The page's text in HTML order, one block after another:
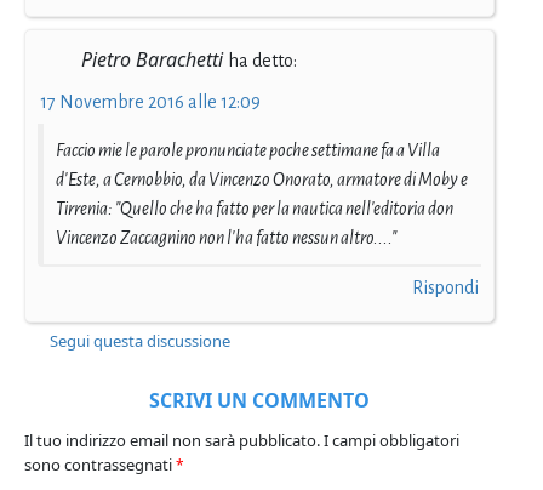
Pietro Barachetti ha detto:
17 Novembre 2016 alle 12:09
Faccio mie le parole pronunciate poche settimane fa a Villa
d'Este, a Cernobbio, da Vincenzo Onorato, armatore di Moby e
Tirrenia: "Quello che ha fatto per la nautica nell'editoria don
Vincenzo Zaccagnino non l'ha fatto nessun altro...."
Rispondi
Segui questa discussione
SCRIVI UN COMMENTO
Il tuo indirizzo email non sarà pubblicato.I campi obbligatori
sono contrassegnati*